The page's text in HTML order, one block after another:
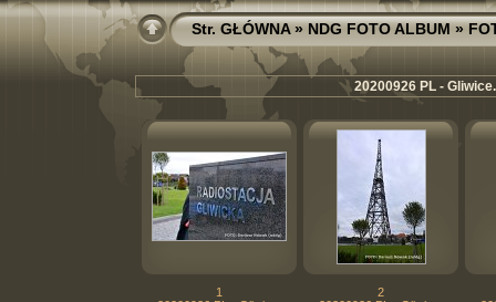
Str. GŁÓWNA»NDG FOTO ALBUM»
20200926 PL -
1
2